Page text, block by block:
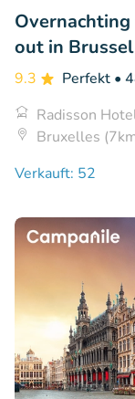
out in Brussel
9.3 Perfekt •
Radisson
Bruxelles
Verkauft: 52